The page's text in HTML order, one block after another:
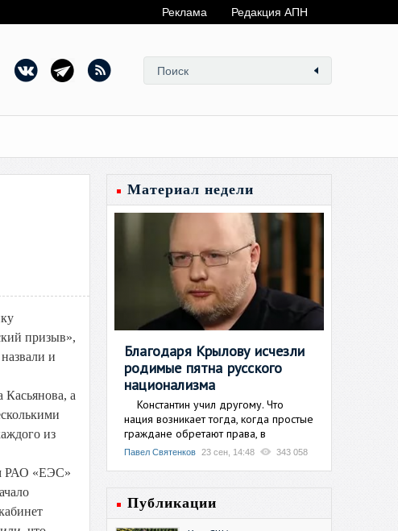
Реклама Редакция АПН
призыв»,
и
а
из
РАО «ЕЭС»
Материал недели
Благодаря Крылову исчезли
родимые пятна русского
национализма
Константин учил другому. Что
нация возникает тогда, когда простые
граждане обретают права, в
Павел Святенков 23 сен, 14:48 343 058
Публикации